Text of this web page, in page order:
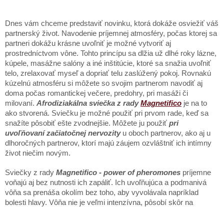
Dnes vám chceme predstaviť novinku, ktorá dokáže osviežiť váš
partnerský život. Navodenie príjemnej atmosféry, počas ktorej sa
partneri dokážu krásne uvoľniť je možné vytvoriť aj
prostredníctvom vône. Tohto princípu sa dlžia už dlhé roky lázne,
kúpele, masážne salóny a iné inštitúcie, ktoré sa snažia uvoľniť
telo, zrelaxovať myseľ a dopriať telu zaslúžený pokoj. Rovnakú
kúzelnú atmosféru si môžete so svojim partnerom navodiť aj
doma počas romantickej večere, predohry, pri masáži či
milovaní. Afrodiziakálna sviečka z radyMagnetifico je na to
ako stvorená. Sviečku je možné použiť pri prvom rade, keď sa
snažíte pôsobiť ešte zvodnejšie. Môžete ju použiť pri
uvoľňovaní začiatočnej nervozityu oboch partnerov, ako aj u
dlhoročných partnerov, ktorí majú záujem ozvláštniť ich intímny
život niečim novým.
Sviečky z rady Magnetifico - power of pheromones príjemne
voňajú aj bez nutnosti ich zapáliť. Ich uvoľňujúca a podmanivá
vôňa sa prenáša okolím bez toho, aby vyvolávala napríklad
bolesti hlavy. Vôňa nie je veľmi intenzívna, pôsobí skôr na